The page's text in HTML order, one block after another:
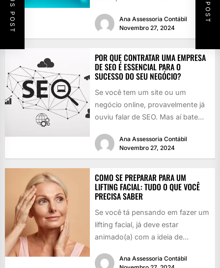
pratos...Ana Assessoria Contábil
Novembro 27, 2024
POR QUE CONTRATAR UMA EMPRESA
DE SEO É ESSENCIAL PARA O
SUCESSO DO SEU NEGÓCIO?
Se você tem um site ou um
negócio online, provavelmente já
ouviu falar de SEO. Mas aí bate
Ana Assessoria Contábil
Novembro 27, 2024
COMO SE PREPARAR PARA UM
LIFTING FACIAL: TUDO O QUE VOCÊ
PRECISA SABER
Se você tá pensando em fazer um
lifting facial, já deve estar
animado(a) com a ideia de
Ana Assessoria Contábil